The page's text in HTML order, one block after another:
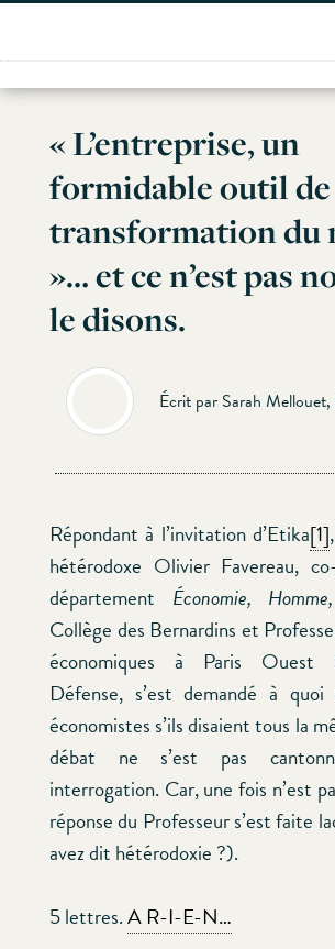
Skip
content
« L’entreprise, un
formidable outil de
transformation du
»… et ce n’est pas
le disons.
Écrit par Sarah Mellouet,
Répondant à l’invitation d’Etika[1]
hétérodoxe Olivier Favereau,
département Économie,
Collège des Bernardins et
économiques à Paris Ouest
Défense, s’est demandé à quoi
économistes s’ils disaient tous la
débat ne s’est pas
interrogation. Car, une fois n’est
réponse du Professeur s’est faite
avez dit hétérodoxie ?).
5 lettres.A R-I-E-N…